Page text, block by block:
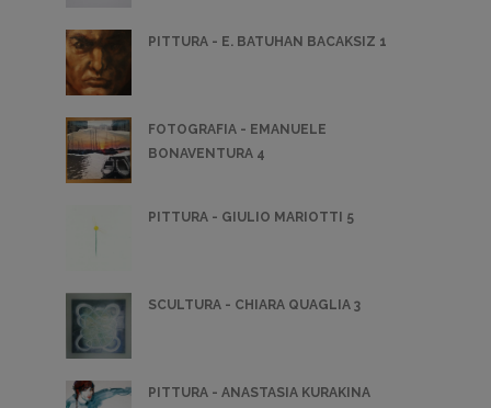
PITTURA - E. BATUHAN BACAKSIZ 1
FOTOGRAFIA - EMANUELE
BONAVENTURA 4
PITTURA - GIULIO MARIOTTI 5
SCULTURA - CHIARA QUAGLIA 3
PITTURA - ANASTASIA KURAKINA